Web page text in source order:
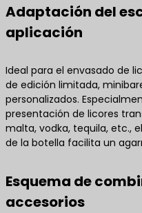
Adaptación del
aplicación
Ideal para el envasado de
de edición limitada,
personalizados.
presentación de licores
malta, vodka, tequila, etc.,
de la botella facilita un
Esquema de
accesorios